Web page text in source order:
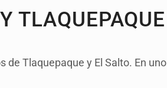
TLAQUEPAQUE
de Tlaquepaque y El Salto. En uno